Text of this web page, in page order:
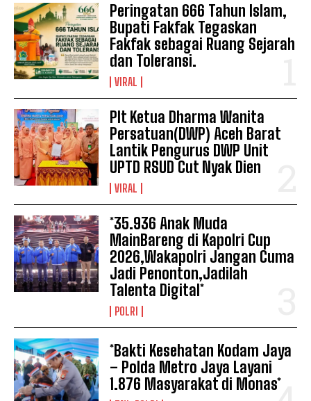
Peringatan 666 Tahun Islam,
Bupati Fakfak Tegaskan
Fakfak sebagai Ruang Sejarah
dan Toleransi.
VIRAL
Plt Ketua Dharma Wanita
Persatuan(DWP) Aceh Barat
Lantik Pengurus DWP Unit
UPTD RSUD Cut Nyak Dien
VIRAL
*35.936 Anak Muda
MainBareng di Kapolri Cup
2026,Wakapolri Jangan Cuma
Jadi Penonton,Jadilah
Talenta Digital*
POLRI
*Bakti Kesehatan Kodam Jaya
– Polda Metro Jaya Layani
1.876 Masyarakat di Monas*